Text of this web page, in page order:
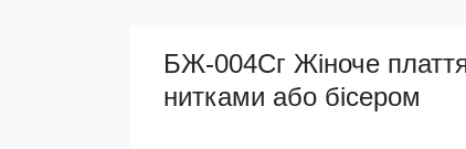
БЖ-004Сг Жіноче
нитками або бісером